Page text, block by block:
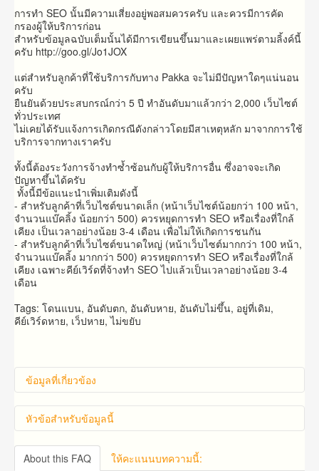
การทำ SEO นั้นมีความเสี่ยงอยู่พอสมควรครับ และควรมีการคัด
กรองผู้ให้บริการก่อน
สำหรับข้อมูลฉบับเต็มนั้นได้มีการเขียนขึ้นมาและเผยแพร่ตามลิ้งค์นี้
ครับ http://goo.gl/Jo1JOX
แต่สำหรับลูกค้าที่ใช้บริการกับทาง Pakka จะไม่มีปัญหาใดๆแน่นอน
ครับ
ยืนยันด้วยประสบกรณ์กว่า 5 ปี ทำอันดับมาแล้วกว่า 2,000 เว็บไซต์
ทั่วประเทศ
ไม่เคยได้รับแจ้งการเกิดกรณีดังกล่าวโดยมีสาเหตุหลัก มาจากการใช้
บริการจากทางเราครับ
ทั้งนี้ต้องระวังการจ้างทำซ้ำซ้อนกับผู้ให้บริการอื่น ซึ่งอาจจะเกิด
ปัญหาขึ้นได้ครับ
ทั้งนี้มีข้อแนะนำเพิ่มเติมดังนี้
- สำหรับลูกค้าที่เว็บไซต์ขนาดเล็ก (หน้าเว็บไซต์น้อยกว่า 100 หน้า,
จำนวนแบ๊คลิ้ง น้อยกว่า 500) ควรหยุดการทำ SEO หรือเรื่องที่ใกล้
เคียง เป็นเวลาอย่างน้อย 3-4 เดือน เพื่อไม่ให้เกิดการชนกัน
- สำหรับลูกค้าที่เว็บไซต์ขนาดใหญ่ (หน้าเว็บไซต์มากกว่า 100 หน้า,
จำนวนแบ๊คลิ้ง มากกว่า 500) ควรหยุดการทำ SEO หรือเรื่องที่ใกล้
เคียง เฉพาะคีย์เวิร์ดที่จ้างทำ SEO ไปแล้วเป็นเวลาอย่างน้อย 3-4
เดือน
Tags: โดนแบน, อันดับตก, อันดับหาย, อันดับไม่ขึ้น, อยู่ที่เดิม,
คีย์เวิร์ดหาย, เว็ปหาย, ไม่ขยับ
ข้อมูลที่เกี่ยวข้อง
หัวข้อสำหรับข้อมูลนี้
คำถาม​ก่อน​การ​สั่งซื้อ​
คำถาม​เกี่ยว​กับ​แพ็คเก็จ​เสริม
About this FAQ ให้คะแนนบทความนี้: